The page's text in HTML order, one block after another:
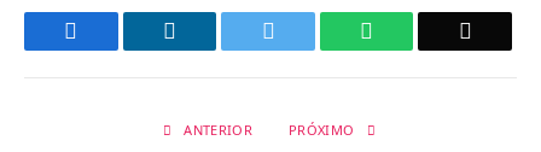
WhatsApp
ANTERIOR PRÓXIMO